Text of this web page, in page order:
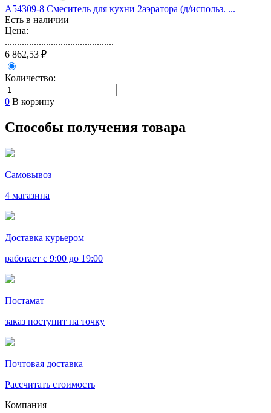
A54309-8 Смеситель для кухни 2аэратора (д/использ. ...
Есть в наличии
Цена:
.............................................
6 862,53 ₽
Количество:
0 В корзину
Способы получения товара
Самовывоз
4 магазина
Доставка курьером
работает с 9:00 до 19:00
Постамат
заказ поступит на точку
Почтовая доставка
Рассчитать стоимость
Компания